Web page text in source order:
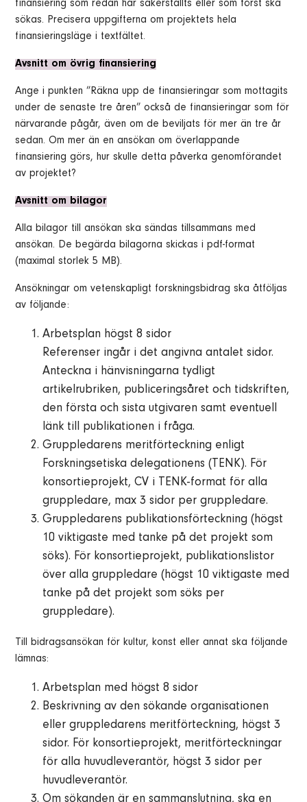
finansiering som redan har säkerställts eller som först ska
sökas. Precisera uppgifterna om projektets hela
finansieringsläge i textfältet.
Avsnitt om övrig finansiering
Ange i punkten ”Räkna upp de finansieringar som mottagits
under de senaste tre åren” också de finansieringar som för
närvarande pågår, även om de beviljats för mer än tre år
sedan. Om mer än en ansökan om överlappande
finansiering görs, hur skulle detta påverka genomförandet
av projektet?
Avsnitt om bilagor
Alla bilagor till ansökan ska sändas tillsammans med
ansökan. De begärda bilagorna skickas i pdf-format
(maximal storlek 5 MB).
Ansökningar om vetenskapligt forskningsbidrag ska åtföljas
av följande:
Arbetsplan högst 8 sidor
Referenser ingår i det angivna antalet sidor.
Anteckna i hänvisningarna tydligt
artikelrubriken, publiceringsåret och tidskriften,
den första och sista utgivaren samt eventuell
länk till publikationen i fråga.
Gruppledarens meritförteckning enligt
Forskningsetiska delegationens (TENK). För
konsortieprojekt, CV i TENK-format för alla
gruppledare, max 3 sidor per gruppledare.
Gruppledarens publikationsförteckning (högst
10 viktigaste med tanke på det projekt som
söks). För konsortieprojekt, publikationslistor
över alla gruppledare (högst 10 viktigaste med
tanke på det projekt som söks per
gruppledare).
Till bidragsansökan för kultur, konst eller annat ska följande
lämnas:
Arbetsplan med högst 8 sidor
Beskrivning av den sökande organisationen
eller gruppledarens meritförteckning, högst 3
sidor. För konsortieprojekt, meritförteckningar
för alla huvudleverantör, högst 3 sidor per
huvudleverantör.